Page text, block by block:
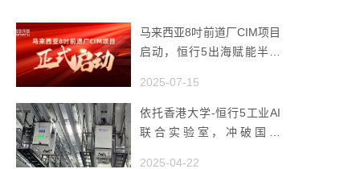
马来西亚8吋前道厂CIM项目
启动，恒行5出海赋能半导
2025-07-15
依托香港大学-恒行5工业AI
联合实验室，冲破国产
2025-04-22